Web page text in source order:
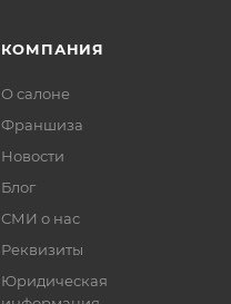
КОМПАНИЯ
О салоне
Франшиза
Новости
Блог
СМИ о нас
Реквизиты
Юридическая